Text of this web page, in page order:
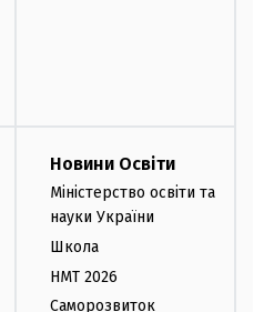
Новини Освіти
Міністерство освіти та
науки України
Школа
НМТ 2026
Саморозвиток